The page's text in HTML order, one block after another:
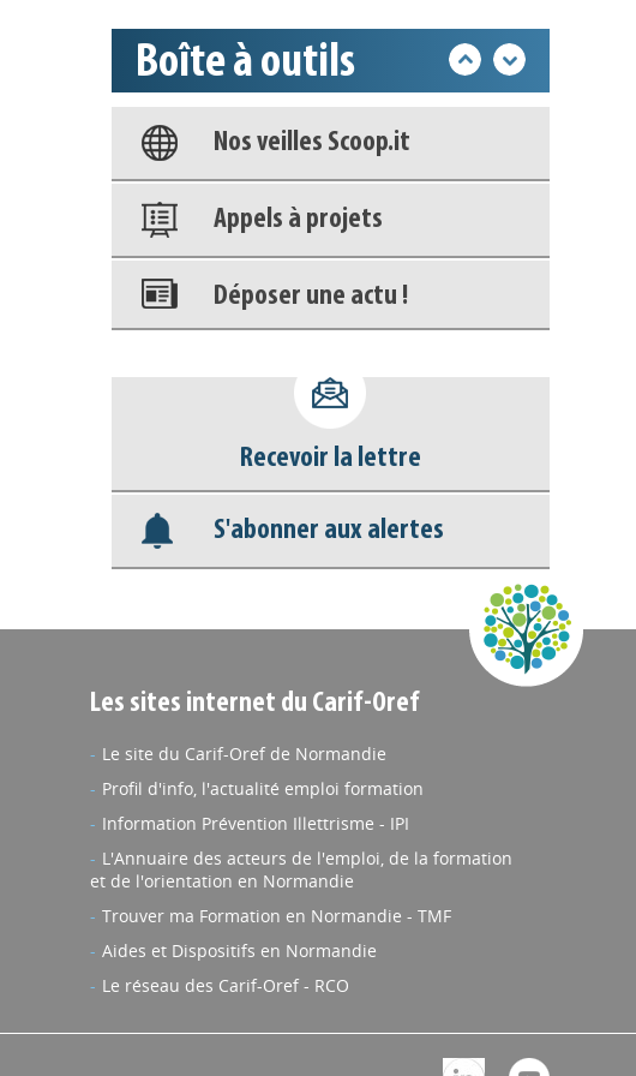
Boîte à outils
Base documentaire
Nos veilles Scoop.it
Appels à projets
Déposer une actu !
déconnecter)
Base documentaire
Nos veilles Scoop.it
Recevoir la lettre
S'abonner aux alertes
Les sites internet du Carif-Oref
Le site du Carif-Oref de Normandie
Profil d'info, l'actualité emploi formation
Information Prévention Illettrisme - IPI
L'Annuaire des acteurs de l'emploi, de la formation
et de l'orientation en Normandie
Trouver ma Formation en Normandie - TMF
Aides et Dispositifs en Normandie
Le réseau des Carif-Oref - RCO